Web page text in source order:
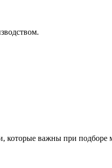
которые важны при